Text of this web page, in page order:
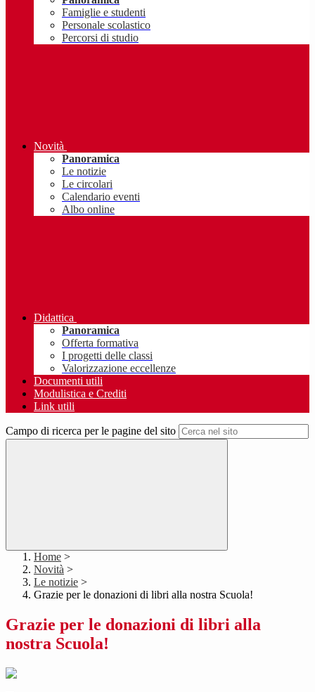
Famiglie e studenti
Personale scolastico
Percorsi di studio
Novità
Panoramica
Le notizie
Le circolari
Calendario eventi
Albo online
Didattica
Panoramica
Offerta formativa
I progetti delle classi
Valorizzazione eccellenze
Documenti utili
Modulistica e Crediti
Link utili
Campo di ricerca per le pagine del sito
Home >
Novità >
Le notizie >
Grazie per le donazioni di libri alla nostra Scuola!
Grazie per le donazioni di libri alla
nostra Scuola!